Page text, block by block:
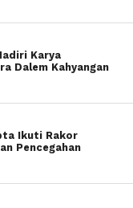
Karya
Dalem Kahyangan
Ikuti Rakor
Pencegahan